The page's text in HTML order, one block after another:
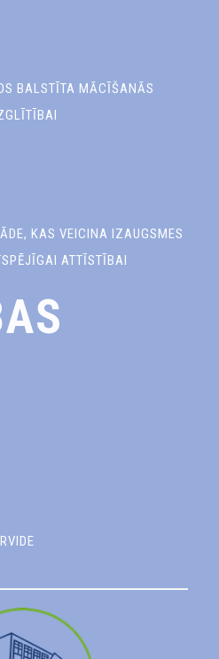
BALSTĪTA MĀCĪŠANĀS
KAS VEICINA IZAUGSMES
ATTĪSTĪBAI